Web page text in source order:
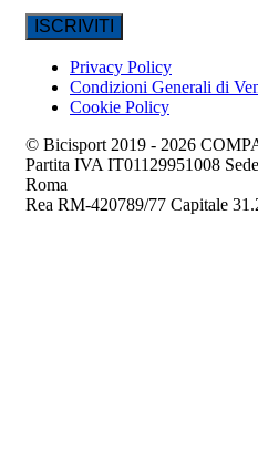
Privacy Policy
Condizioni Generali di
Cookie Policy
© Bicisport 2019 - 2026
Partita IVA IT01129951008
Roma
Rea RM-420789/77 Capitale